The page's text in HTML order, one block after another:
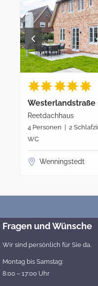
214 €
| Gäste
6 Personen |
Fragen und Wünsche
Wir sind persönlich für Sie da.
Montag bis Samstag:
8:00 – 17:00 Uhr